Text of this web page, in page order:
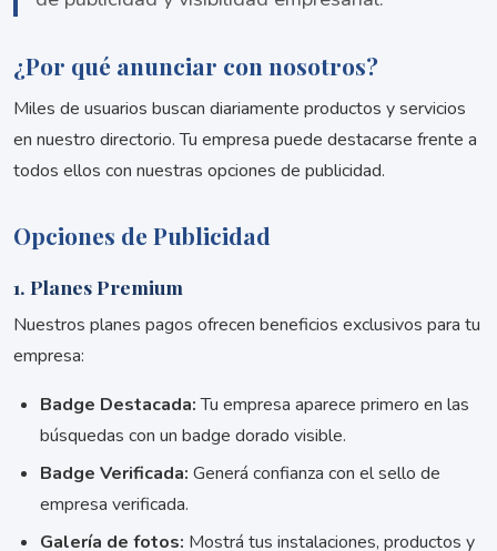
¿Por qué anunciar con nosotros?
Miles de usuarios buscan diariamente productos y servicios
en nuestro directorio. Tu empresa puede destacarse frente a
todos ellos con nuestras opciones de publicidad.
Opciones de Publicidad
1. Planes Premium
Nuestros planes pagos ofrecen beneficios exclusivos para tu
empresa:
Badge Destacada:Tu empresa aparece primero en las
búsquedas con un badge dorado visible.
Badge Verificada: Generá confianza con el sello de
empresa verificada.
Galería de fotos: Mostrá tus instalaciones, productos y